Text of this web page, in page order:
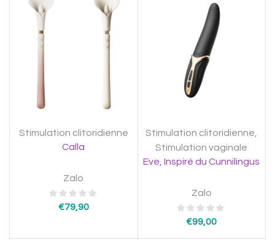
Stimulation clitoridienne
Calla
Zalo
€79,90
Stimulation clitoridienne
Stimulation vaginale
Eve, Inspiré du Cunnilingus
Zalo
€99,00